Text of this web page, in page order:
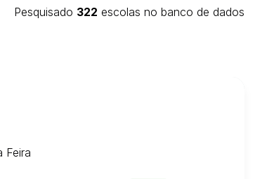
Pesquisado 322 escolas no banco de dados
Feira